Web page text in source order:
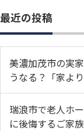
最近の投稿
美濃加茂市の実
うなる？「家よ
瑞浪市で老人ホ
に後悔するご家